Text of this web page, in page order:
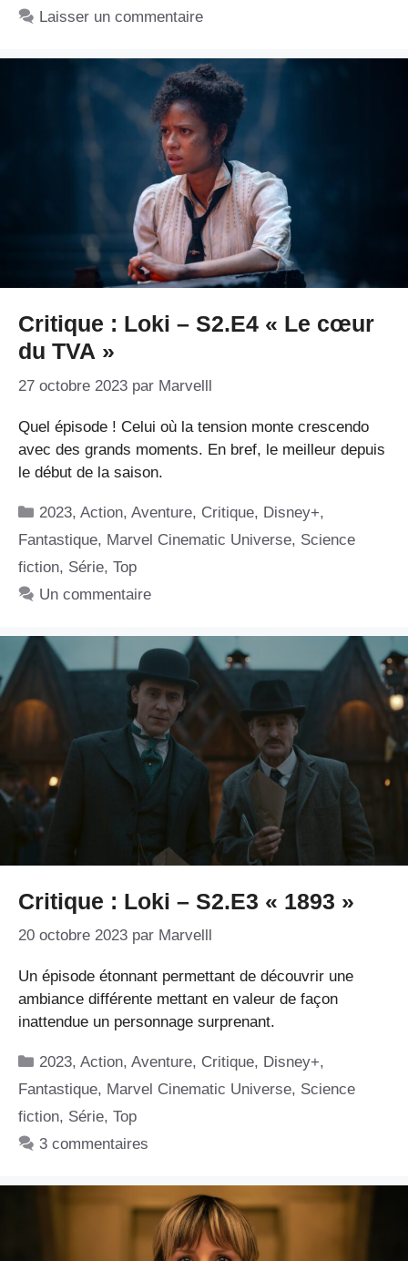
Laisser un commentaire
Critique : Loki – S2.E4 « Le cœur
du TVA »
27 octobre 2023 par Marvelll
Quel épisode ! Celui où la tension monte crescendo
avec des grands moments. En bref, le meilleur depuis
le début de la saison.
Catégories
2023,Action,Aventure, Critique, Disney+,
Fantastique, Marvel Cinematic Universe, Science
fiction, Série, Top
Un commentaire
Critique : Loki – S2.E3 « 1893 »
20 octobre 2023 par Marvelll
Un épisode étonnant permettant de découvrir une
ambiance différente mettant en valeur de façon
inattendue un personnage surprenant.
Catégories
2023,Action,Aventure, Critique, Disney+,
Fantastique, Marvel Cinematic Universe, Science
fiction, Série, Top
3 commentaires